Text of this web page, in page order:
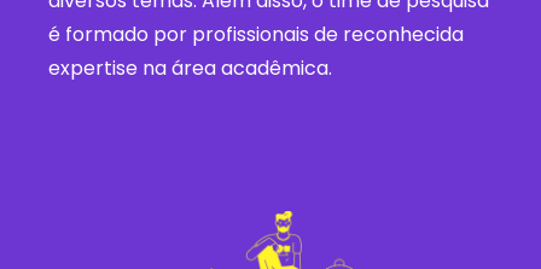
é formado por profissionais de reconhecida
expertise na área acadêmica.